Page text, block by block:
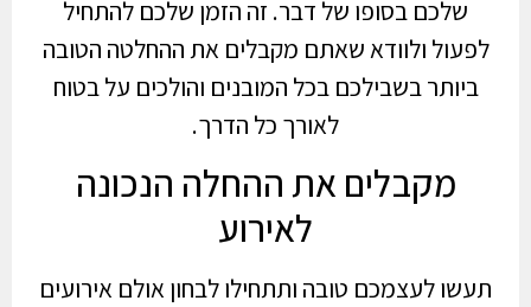
שלכם בסופו של דבר. זה הזמן שלכם להתחיל
לפעול ולוודא שאתם מקבלים את ההחלטה הטובה
ביותר בשבילכם בכל המובנים והולכים על בטוח
לאורך כל הדרך.
מקבלים את ההחלה הנכונה
לאירוע
תעשו לעצמכם טובה ותתחילו לבחון אולם אירועים